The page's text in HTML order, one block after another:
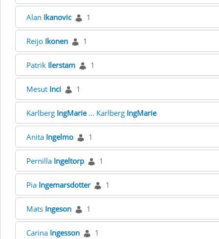
Alan Ikanovic 1
Reijo Ikonen 1
Patrik Ilerstam 1
Mesut Inci 1
Karlberg IngMarie... Karlberg IngMarie
Anita Ingelmo 1
Pernilla Ingeltorp 1
Pia Ingemarsdotter 1
Mats Ingeson 1
Carina Ingesson 1